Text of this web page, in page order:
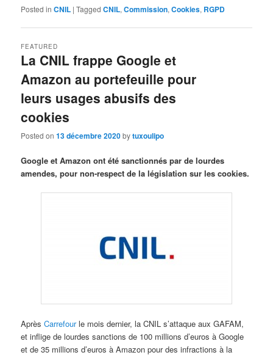
Posted in CNIL |Tagged CNIL,Commission,Cookies, RGPD
La CNIL frappe Google et
Amazon au portefeuille pour
leurs usages abusifs des
cookies
FEATURED
Posted on13 décembre 2020bytuxoulipo
Google et Amazon ont été sanctionnés par de lourdes
amendes, pour non-respect de la législation sur les cookies.
AprèsCarrefourle mois dernier, la CNIL s’attaque aux GAFAM,
et inflige de lourdes sanctions de 100 millions d’euros à Google
et de 35 millions d’euros à Amazon pour des infractions à la